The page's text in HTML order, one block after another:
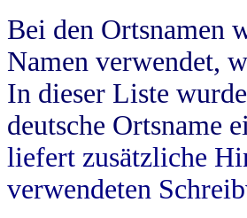
Bei den Ortsnamen
Namen verwendet,
In dieser Liste
deutsche Ortsname
liefert zusätzliche
verwendeten